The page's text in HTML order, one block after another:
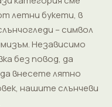
летни букети, в
– символ
Независимо
без повод, да
внесете лятно
нашите слънчеви